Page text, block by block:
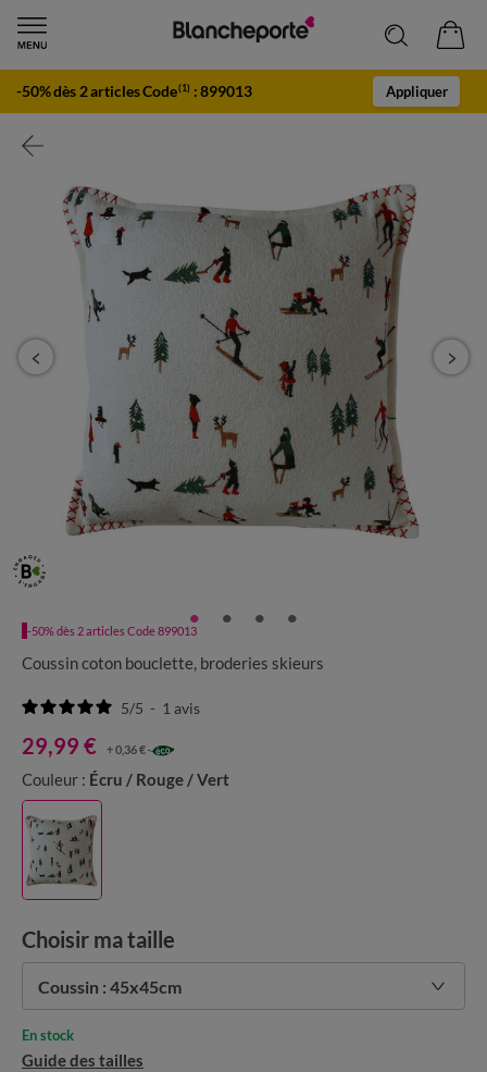
-50% dès 2 articles Code(1) :899013 Appliquer
-50% dès 2 articles Code 899013
Coussin coton bouclette, broderies skieurs
5/5 - 1 avis
29,99 € + 0,36 €
Couleur : Écru / Rouge / Vert
Choisir ma taille
Coussin : 45x45cm
Guide des tailles
En stock